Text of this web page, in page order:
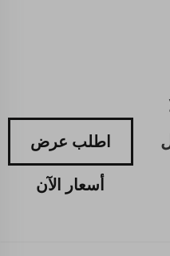
اطلب عرض
أسعار الآن